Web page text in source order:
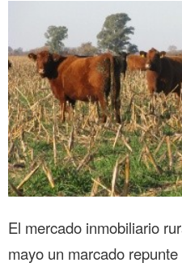
El mercado inmobiliario
mayo un marcado